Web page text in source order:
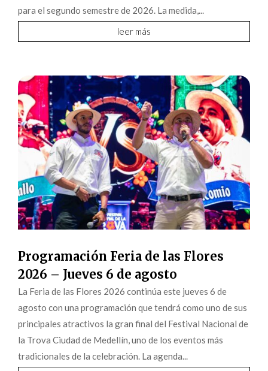
para el segundo semestre de 2026. La medida,...
leer más
Programación Feria de las Flores
2026 – Jueves 6 de agosto
La Feria de las Flores 2026 continúa este jueves 6 de
agosto con una programación que tendrá como uno de sus
principales atractivos la gran final del Festival Nacional de
la Trova Ciudad de Medellín, uno de los eventos más
tradicionales de la celebración. La agenda...